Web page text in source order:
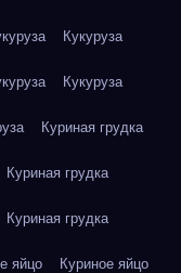
Кукуруза
Кукуруза
Куриная грудка
Куриная грудка
Куриная грудка
яйцо Куриное яйцо